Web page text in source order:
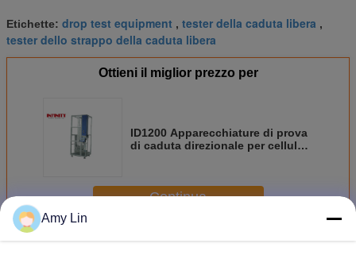
Etichette: drop test equipment , tester della caduta libera ,
tester dello strappo della caduta libera
Ottieni il miglior prezzo per
ID1200 Apparecchiature di prova
di caduta direzionale per cellulari
Continua
PiùDrop test Machine
Amy Lin